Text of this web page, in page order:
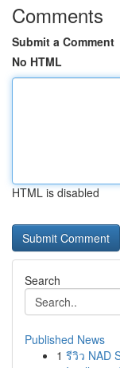
Comments
Submit a Comment
No HTML
HTML is disabled
Search
Published News
1 รีวิว NAD